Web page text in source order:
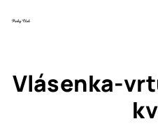
Vlásenka-